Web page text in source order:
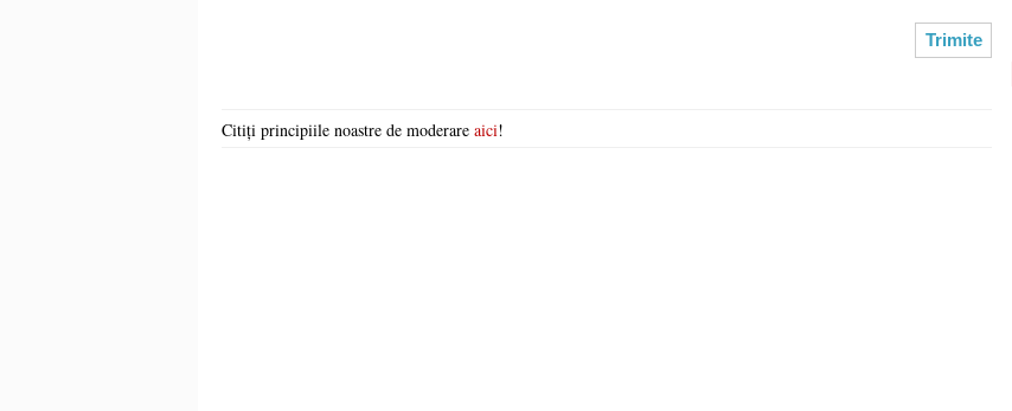
Citiți principiile noastre de moderare aici!